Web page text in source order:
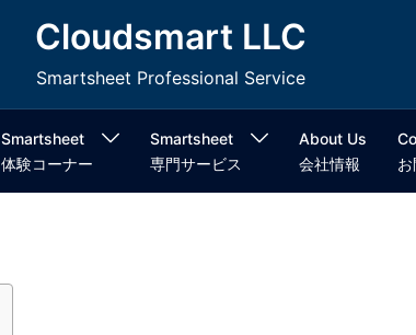
Cloudsmart LLC
Smartsheet Professional Service
Smartsheet
体験コーナー
Smartsheet
専門サービス
About Us
会社情報